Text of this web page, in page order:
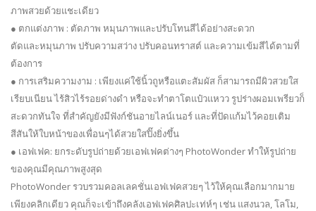
ภาพสวยด้วยแชะเดียว
● ตกแต่งภาพ : ตัดภาพ หมุนภาพและปรับโทนสีได้อย่างสะดวก
ตัดและหมุนภาพ ปรับความสว่าง ปรับคอนทราสต์ และความเข้มสีได้ตามที่
ต้องการ
● การเสริมความงาม : เพียงแค่ใช้นิ้วถูหรือแตะสัมผัส ก็สามารถมีผิวสวยใส
เรียบเนียน ไร้สิวไร้รอยด่างดำ หรือจะทำตาโตแป๋วแหวว รูปร่างผอมเพรียวก็
สะดวกทันใจ ที่สำคัญยังมีฟังก์ชันอายไลน์เนอร์ และที่ปัดแก้มไว้คอยเติม
สีสันให้ใบหน้าของเพื่อนๆได้สวยใสปิ๊งยิ่งขึ้น
● เอฟเฟค: ยกระดับรูปถ่ายด้วยเอฟเฟคต่างๆ PhotoWonder ทำให้รูปถ่าย
ของคุณมีคุณภาพสูงสุด
PhotoWonder รวบรวมคอลเลคชั่นเอฟเฟคสวยๆ ไว้ให้คุณเลือกมากมาย
เพียงคลิกเดียว คุณก็จะเข้าถึงคลังเอฟเฟคศิลปะเท่ห์ๆ เช่น แสงนวล, โลโม,